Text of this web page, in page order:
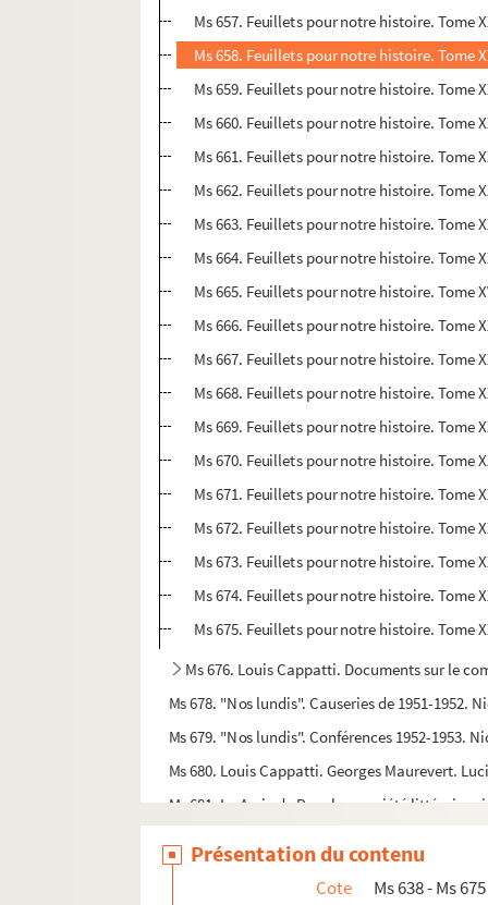
Ms 657. Feuillets pour notre histoire. Tome
Ms 658. Feuillets pour notre histoire. Tome
Ms 659. Feuillets pour notre histoire. Tome
Ms 660. Feuillets pour notre histoire. Tome
Ms 661. Feuillets pour notre histoire. Tome
Ms 662. Feuillets pour notre histoire. Tome
Ms 663. Feuillets pour notre histoire. Tome
Ms 664. Feuillets pour notre histoire. Tome
Ms 665. Feuillets pour notre histoire. Tome
Ms 666. Feuillets pour notre histoire. Tome
Ms 667. Feuillets pour notre histoire. Tome
Ms 668. Feuillets pour notre histoire. Tome
Ms 669. Feuillets pour notre histoire. Tome
Ms 670. Feuillets pour notre histoire. Tome
Ms 671. Feuillets pour notre histoire. Tome
Ms 672. Feuillets pour notre histoire. Tome
Ms 673. Feuillets pour notre histoire. Tome
Ms 674. Feuillets pour notre histoire. Tome
Ms 675. Feuillets pour notre histoire. Tome
Ms 676. Louis Cappatti. Documents sur le
Ms 678. "Nos lundis". Causeries de 1951-1952.
Ms 679. "Nos lundis". Conférences 1952-1953.
Ms 680. Louis Cappatti. Georges Maurevert.
Ms 681. Lu Amic de Rancher, société littéraire
Ms 683. "Lu Amic de Rancher". Société
Présentation du contenu
Cote
Ms 638 - Ms 675